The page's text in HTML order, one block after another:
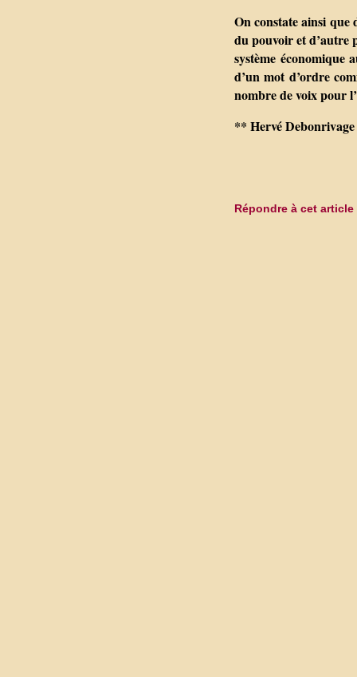
On constate ainsi que
du pouvoir et d’autre
système économique
d’un mot d’ordre
nombre de voix pour
** Hervé Debonrivage
Répondre à cet article